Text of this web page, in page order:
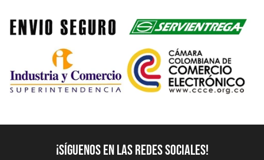
¡Síguenos en las redes sociales!